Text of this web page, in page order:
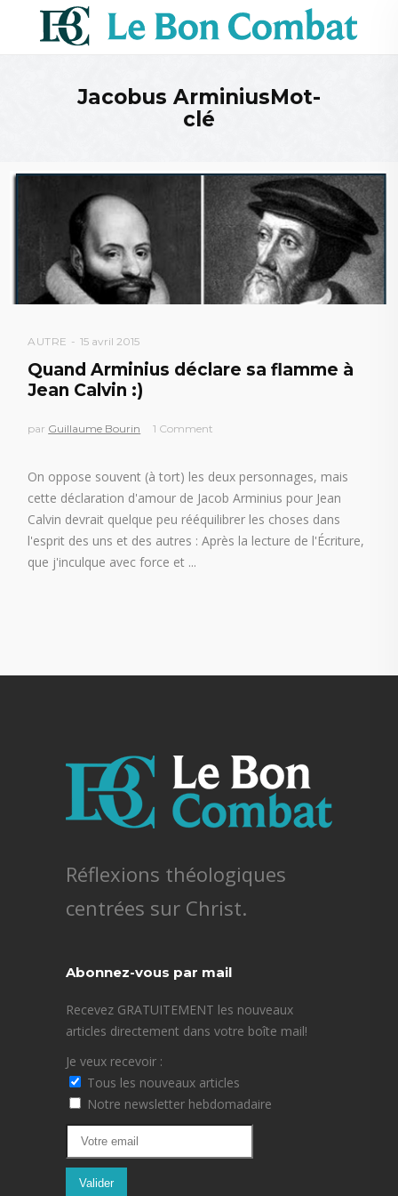
Jacobus ArminiusMot-
clé
AUTRE 15 avril 2015
Quand Arminius déclare sa flamme à
Jean Calvin :)
par Guillaume Bourin 1 Comment
On oppose souvent (à tort) les deux personnages, mais
cette déclaration d'amour de Jacob Arminius pour Jean
Calvin devrait quelque peu rééquilibrer les choses dans
l'esprit des uns et des autres : Après la lecture de l'Écriture,
que j'inculque avec force et
Réflexions théologiques
centrées sur Christ.
Abonnez-vous par mail
Recevez GRATUITEMENT les nouveaux
articles directement dans votre boîte mail!
Je veux recevoir :
Tous les nouveaux articles
Notre newsletter hebdomadaire